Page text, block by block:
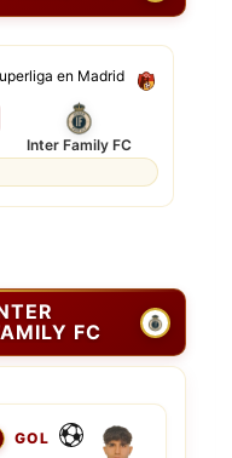
en Madrid
Inter Family FC
FC
GOL